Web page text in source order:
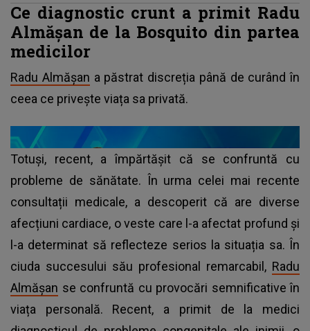
Ce diagnostic crunt a primit Radu
Almășan de la Bosquito din partea
medicilor
Radu Almășan a păstrat discreția până de curând în
ceea ce privește viața sa privată.
Totuși, recent, a împărtășit că se confruntă cu
probleme de sănătate. În urma celei mai recente
consultații medicale, a descoperit că are diverse
afecțiuni cardiace, o veste care l-a afectat profund și
l-a determinat să reflecteze serios la situația sa. În
ciuda succesului său profesional remarcabil, Radu
Almășan se confruntă cu provocări semnificative în
viața personală. Recent, a primit de la medici